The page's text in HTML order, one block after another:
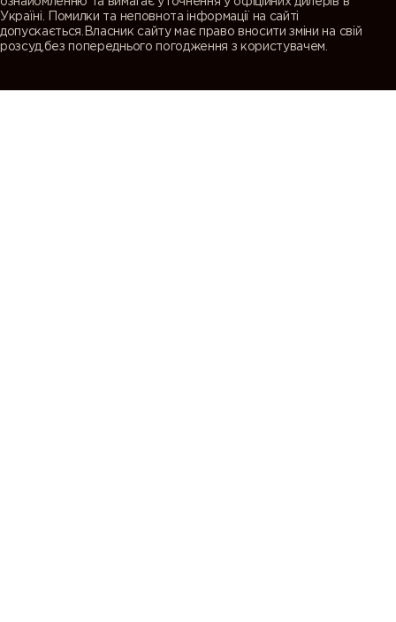
Україні. Помилки та неповнота інформації на сайті
допускається.Власник сайту має право вносити зміни на свій
розсуд,без попереднього погодження з користувачем.